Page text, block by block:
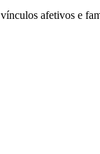
afetivos e